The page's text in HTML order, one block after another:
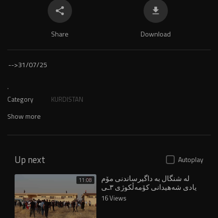
Share Download
-->31/07/25
.
Category KURDISTAN
Show more
Up next Autoplay
11:08 لە شنگال بە داگیرساندنی مۆم
یادی شەهیدانی کۆمەڵکوژی ٣ـی
ئاب کرایەوە
16 Views